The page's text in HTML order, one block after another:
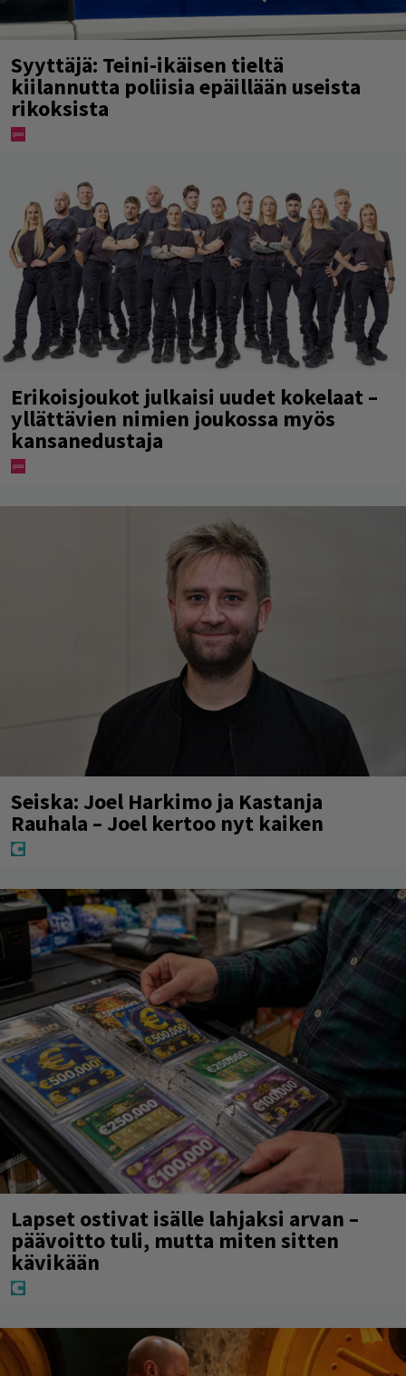
Syyttäjä: Teini-ikäisen tieltä
kiilannutta poliisia epäillään useista
rikoksista
Erikoisjoukot julkaisi uudet kokelaat –
yllättävien nimien joukossa myös
kansanedustaja
Seiska: Joel Harkimo ja Kastanja
Rauhala – Joel kertoo nyt kaiken
Lapset ostivat isälle lahjaksi arvan –
päävoitto tuli, mutta miten sitten
kävikään